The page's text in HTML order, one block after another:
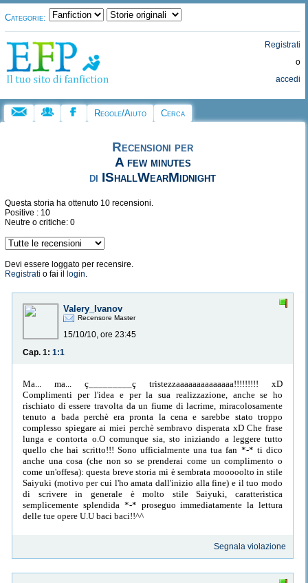
Categorie:
Registrati
o
accedi
Regole/Aiuto Cerca
Recensioni per
A few minutes
di IShallWearMidnight
Questa storia ha ottenuto 10 recensioni.
Positive : 10
Neutre o critiche: 0
Devi essere loggato per recensire.
Registrati o fai il login.
Valery_Ivanov
Recensore Master
15/10/10, ore 23:45
Cap. 1: 1:1
Ma... ma... ç_________ç tristezzaaaaaaaaaaaaaa!!!!!!!!! xD
Complimenti per l'idea e per la sua realizzazione, anche se ho
rischiato di essere travolta da un fiume di lacrime, miracolosamente
tenuto a bada perchè era pronta la cena e sarebbe stato troppo
complesso spiegare ai miei perchè sembravo disperata xD Che frase
lunga e contorta o.O comunque sia, sto iniziando a leggere tutto
quello che hai scritto!!! Sono ufficialmente una tua fan *-* ti dico
anche una cosa (che non so se prenderai come un complimento o
come un'offesa): questa breve storia mi è sembrata mooooolto in stile
Saiyuki (motivo per cui l'ho amata dall'inizio alla fine) e il tuo modo
di scrivere in generale è molto stile Saiyuki, caratteristica
semplicemente splendida *-* proseguo immediatamente la lettura
delle tue opere U.U baci baci!!^^
Segnala violazione